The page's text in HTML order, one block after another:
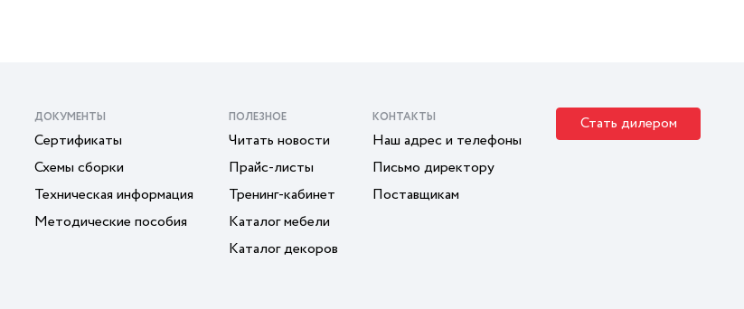
ДОКУМЕНТЫ
Сертификаты
Схемы сборки
Техническая информация
Методические пособия
ПОЛЕЗНОЕ
Читать новости
Прайс-листы
Тренинг-кабинет
Каталог мебели
Каталог декоров
КОНТАКТЫ
Наш адрес и телефоны
Письмо директору
Поставщикам
Стать дилером